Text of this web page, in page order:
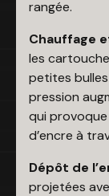
rangée.
Chauffage
les
petites bulles
pression
qui
d’encre à
Dépôt de
projetées